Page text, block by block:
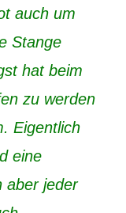
auch um
Stange
hat beim
zu werden
Eigentlich
eine
aber jeder